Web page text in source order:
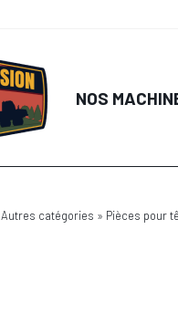
NOS
Autres catégories Pièces pour